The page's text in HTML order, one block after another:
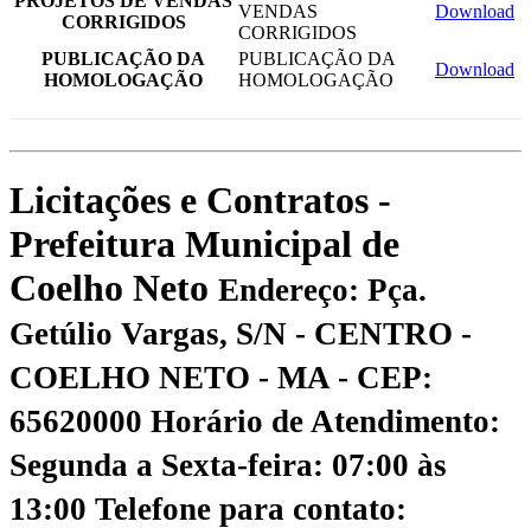
CORRIGIDOS
VENDAS
CORRIGIDOS
Download
PUBLICAÇÃO DA
HOMOLOGAÇÃO
PUBLICAÇÃO DA
HOMOLOGAÇÃO
Download
Licitações e Contratos -
Prefeitura Municipal de
Coelho Neto Endereço: Pça.
Getúlio Vargas, S/N - CENTRO -
COELHO NETO - MA - CEP:
65620000 Horário de Atendimento:
Segunda a Sexta-feira: 07:00 às
13:00 Telefone para contato: